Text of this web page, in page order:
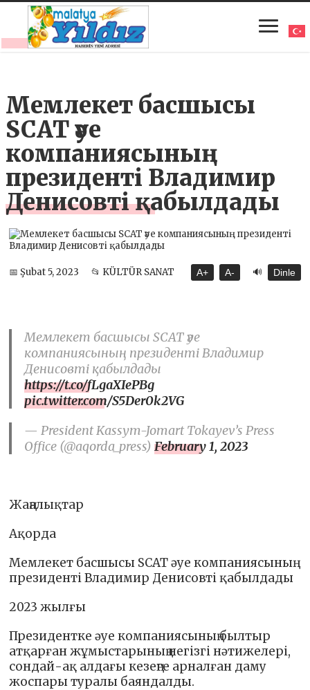
Мемлекет басшысы
SCAT әуе
компаниясының
президенті Владимир
Денисовті қабылдады
📅 Şubat 5, 2023 📂 KÜLTÜR SANAT A+ A- 🔊 Dinle
Мемлекет басшысы SCAT әуе
компаниясының президенті Владимир
Денисовті қабылдады
https://t.co/fLgaXIePBg
pic.twitter.com/S5Der0k2VG
— President Kassym-Jomart Tokayev’s Press
Office (@aqorda_press)February 1, 2023
Жаңалықтар
Ақорда
Мемлекет басшысы SCAT әуе компаниясының
президенті Владимир Денисовті қабылдады
2023 жылғы
Президентке әуе компаниясының былтыр
атқарған жұмыстарының негізгі нәтижелері,
сондай-ақ алдағы кезеңге арналған даму
жоспары туралы баяндалды.